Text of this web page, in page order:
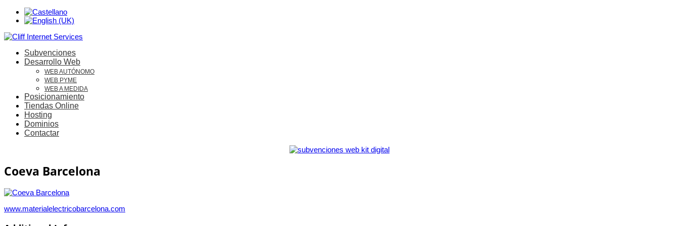
Subvenciones
Desarrollo Web
WEB AUTÓNOMO
WEB PYME
WEB A MEDIDA
Posicionamiento
Tiendas Online
Hosting
Dominios
Contactar
Coeva Barcelona
www.materialelectricobarcelona.com